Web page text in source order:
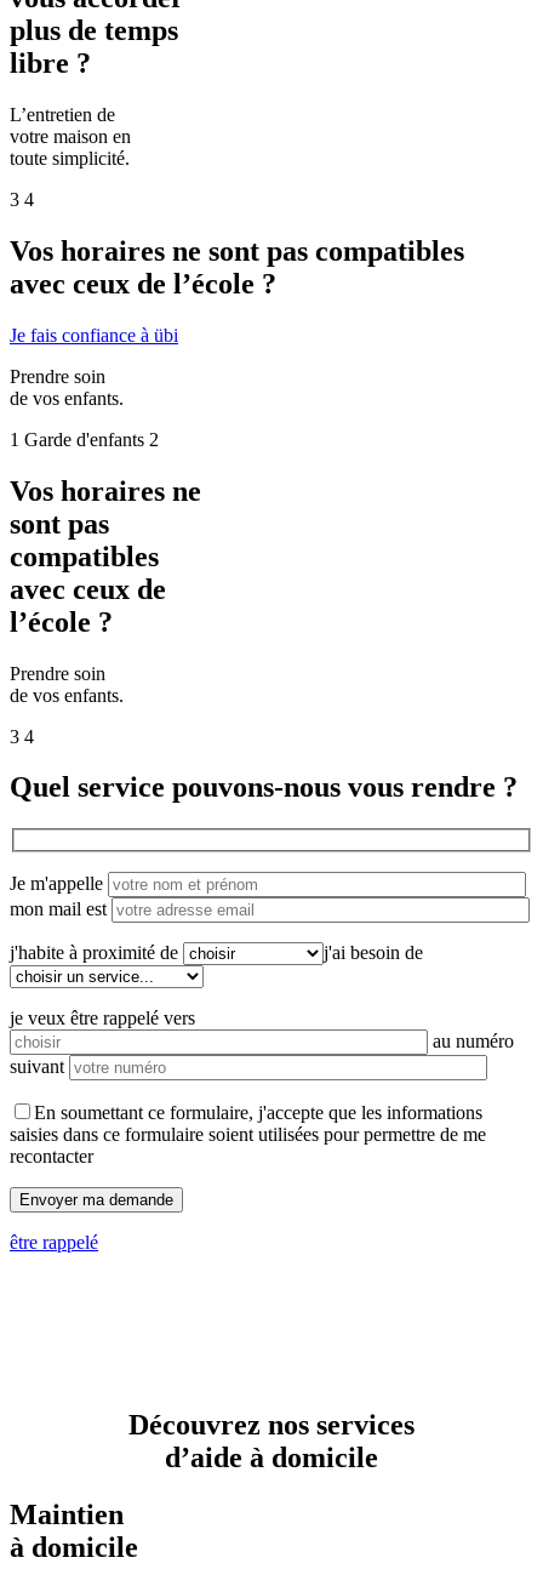
plus de temps
libre ?
L’entretien de
votre maison en
toute simplicité.
3 4
Vos horaires ne sont pas compatibles
avec ceux de l’école ?
Je fais confiance à übi
Prendre soin
de vos enfants.
1 Garde d'enfants 2
Vos horaires ne
sont pas
compatibles
avec ceux de
l’école ?
Prendre soin
de vos enfants.
3 4
Quel service pouvons-nous vous rendre ?
Je m'appelle
mon mail est
j'habite à proximité de j'ai besoin de
je veux être rappelé vers
au numéro
suivant
En soumettant ce formulaire, j'accepte que les informations
saisies dans ce formulaire soient utilisées pour permettre de me
recontacter
être rappelé
Découvrez nos services
d’aide à domicile
Maintien
à domicile